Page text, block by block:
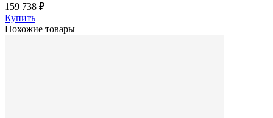
159 738 ₽
Купить
Похожие товары